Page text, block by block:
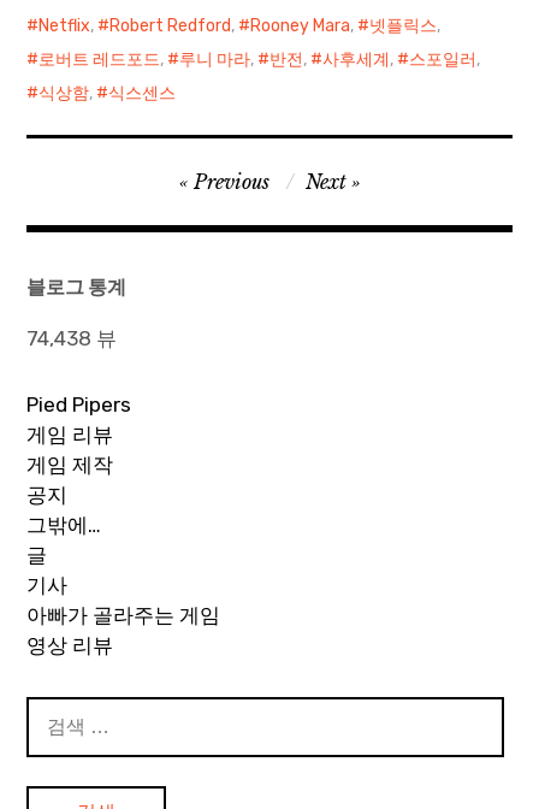
Netflix, Robert Redford, Rooney Mara, 넷플릭스,
로버트 레드포드, 루니 마라, 반전, 사후세계, 스포일러,
식상함, 식스센스
탐
Previous Next
블로그 통계
74,438 뷰
Pied Pipers
게임 리뷰
게임 제작
공지
그밖에…
글
기사
아빠가 골라주는 게임
영상 리뷰
색: